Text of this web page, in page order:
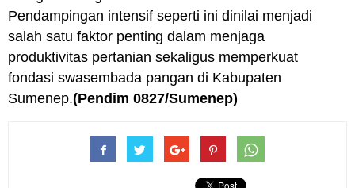
Pendampingan intensif seperti ini dinilai menjadi
salah satu faktor penting dalam menjaga
produktivitas pertanian sekaligus memperkuat
fondasi swasembada pangan di Kabupaten
Sumenep.(Pendim 0827/Sumenep)